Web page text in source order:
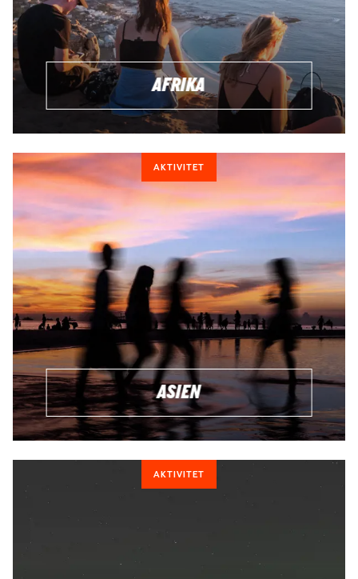
AFRIKA
AKTIVITET
ASIEN
AKTIVITET